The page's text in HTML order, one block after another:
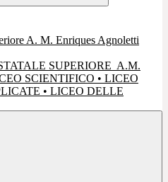
SUPERIORE A.M.
SCIENTIFICO • LICEO
• LICEO DELLE